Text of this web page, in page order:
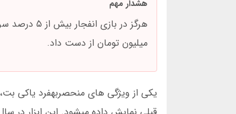
هشدار مهم
میلیون تومان از دست داد.